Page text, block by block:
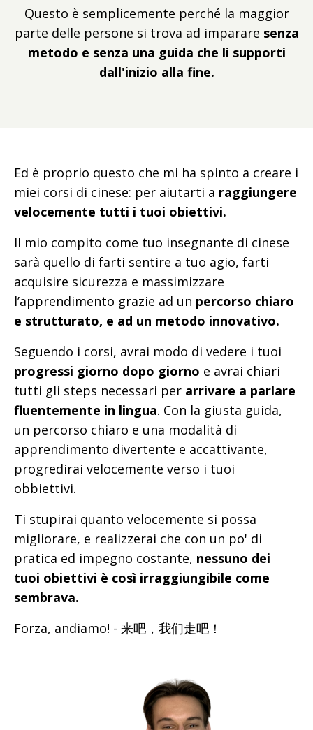
Questo è semplicemente perché la maggior
parte delle persone si trova ad imparare senza
metodo e senza una guida che li supporti
dall'inizio alla fine.
Ed è proprio questo che mi ha spinto a creare i
miei corsi di cinese: per aiutarti a raggiungere
velocemente tutti i tuoi obiettivi.
Il mio compito come tuo insegnante di cinese
sarà quello di farti sentire a tuo agio, farti
acquisire sicurezza e massimizzare
l’apprendimento grazie ad un percorso chiaro
e strutturato, e ad un metodo innovativo.
Seguendo i corsi, avrai modo di vedere i tuoi
progressi giorno dopo giorno e avrai chiari
tutti gli steps necessari per arrivare a parlare
fluentemente in lingua. Con la giusta guida,
un percorso chiaro e una modalità di
apprendimento divertente e accattivante,
progredirai velocemente verso i tuoi
obbiettivi.
Ti stupirai quanto velocemente si possa
migliorare, e realizzerai che con un po' di
pratica ed impegno costante, nessuno dei
tuoi obiettivi è così irraggiungibile come
sembrava.
Forza, andiamo! - 来吧，我们走吧！